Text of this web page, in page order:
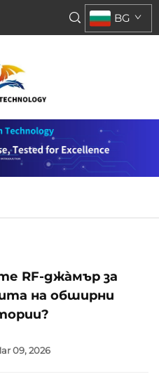
BG
RF-джа̀мър за
на обширни
09, 2026